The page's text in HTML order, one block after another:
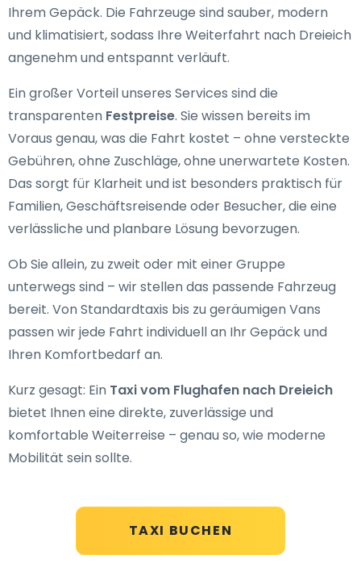
TAXI BUCHEN
Ihrem Gepäck. Die Fahrzeuge sind sauber, modern
und klimatisiert, sodass Ihre Weiterfahrt nach Dreieich
angenehm und entspannt verläuft.
Ein großer Vorteil unseres Services sind die
transparenten Festpreise. Sie wissen bereits im
Voraus genau, was die Fahrt kostet – ohne versteckte
Gebühren, ohne Zuschläge, ohne unerwartete Kosten.
Das sorgt für Klarheit und ist besonders praktisch für
Familien, Geschäftsreisende oder Besucher, die eine
verlässliche und planbare Lösung bevorzugen.
Ob Sie allein, zu zweit oder mit einer Gruppe
unterwegs sind – wir stellen das passende Fahrzeug
bereit. Von Standardtaxis bis zu geräumigen Vans
passen wir jede Fahrt individuell an Ihr Gepäck und
Ihren Komfortbedarf an.
Kurz gesagt: Ein Taxi vom Flughafen nach Dreieich
bietet Ihnen eine direkte, zuverlässige und
komfortable Weiterreise – genau so, wie moderne
Mobilität sein sollte.